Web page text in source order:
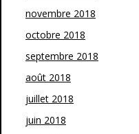
novembre 2018
octobre 2018
septembre 2018
août 2018
juillet 2018
juin 2018